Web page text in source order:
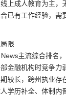
上成人教育为主，
已有工作经验，需
限
主流综合排名
金融机构时竞争力
较长，跨州执业存
学历补全、体制内